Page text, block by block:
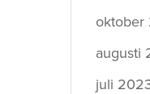
oktober
augusti
juli